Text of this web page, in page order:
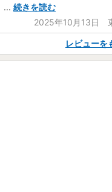
... 続きを読む
2025年10月13日
レビューを